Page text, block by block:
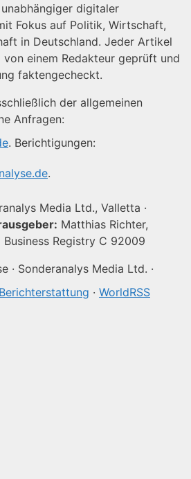
digitaler
Fokus auf Politik, Wirtschaft,
in Deutschland. Jeder Artikel
einem Redakteur geprüft und
faktengecheckt.
der allgemeinen
Anfragen:
. Berichtigungen:
.
Media Ltd., Valletta ·
Matthias Richter,
Registry C 92009
· Sonderanalys Media Ltd. ·
· WorldRSS